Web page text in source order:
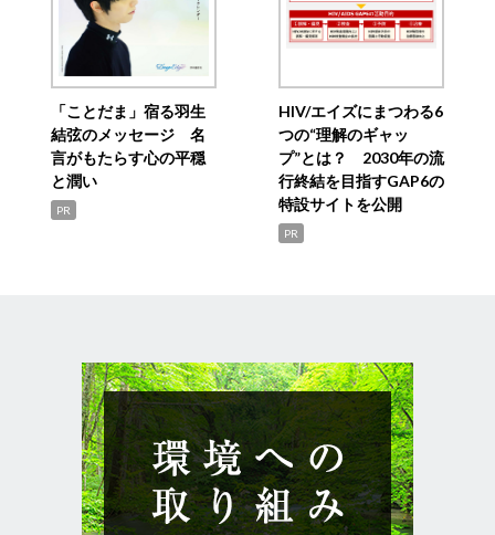
「ことだま」宿る羽生
結弦のメッセージ 名
言がもたらす心の平穏
と潤い
PR
HIV/エイズにまつわる6
つの“理解のギャッ
プ”とは？ 2030年の流
行終結を目指すGAP6の
特設サイトを公開
PR